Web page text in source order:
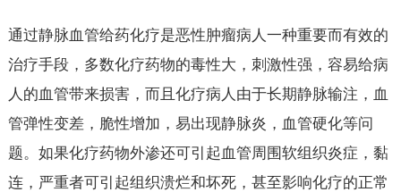
通过静脉血管给药化疗是恶性肿瘤病人一种重要而有效的
治疗手段，多数化疗药物的毒性大，刺激性强，容易给病
人的血管带来损害，而且化疗病人由于长期静脉输注，血
管弹性变差，脆性增加，易出现静脉炎，血管硬化等问
题。如果化疗药物外渗还可引起血管周围软组织炎症，黏
连，严重者可引起组织溃烂和坏死，甚至影响化疗的正常